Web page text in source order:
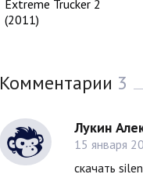
Extreme Trucker 2
(2011)
Комментарии 3
Лукин
15 января
скачать